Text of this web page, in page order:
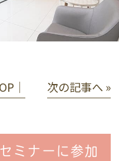
次の記事へ »
ミナーに参加